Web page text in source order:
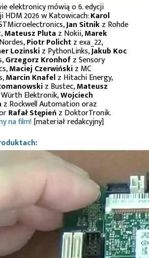
elektronicy mówią o 6. edycji
HDM 2026 w Katowicach:Karol
Jan Sitnikz Rohde
Mateusz Pluta z Nokii,Marek
Piotr Polichtz exa_22,
Lozinskiz PythonLinks,Jakub Koc
Grzegorz Kronhofz Sensory
Maciej Czerwińskiz MC
Marcin Knafelz Hitachi Energy,
z Bustec,Mateusz
Elektronik,Wojciech
z Rockwell Automation oraz
Rafał Stępień z DoktorTronik.
na film![materiał redakcyjny]